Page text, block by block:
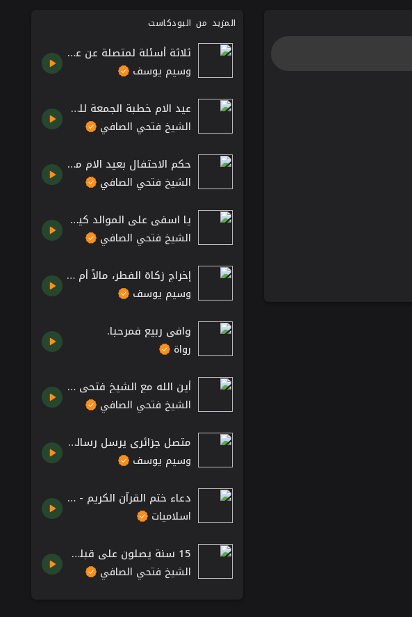
المزيد من البودكاست
ثلاثة أسئلة لمتصلة عن عقيقة الطفل .. عقوبة ذنوب ماقبل التوبة .. واحتلام الرجل! الشيخ وسيم يوسف
وسيم يوسف
عيد الام خطبة الجمعة للشيخ فتحي صافي رحمه الله
الشيخ فتحي الصافي
حكم الاحتفال بعيد الام موعظة الشيخ فتحي صافي رحمه الله
الشيخ فتحي الصافي
يا اسفي على الموالد كيف اصبحت موعظة الشيخ فتحي صافي رحمه الله
الشيخ فتحي الصافي
إخراج زكاة الفطر، مالاً أم قوتاً؟ || وقفات مع وسيم يوسف
وسيم يوسف
وافى ربيع فمرحبا.
رواة
أين الله مع الشيخ فتحي صافي
الشيخ فتحي الصافي
متصل جزائري يرسل رسالة شكر لدولة الإمارات .. تعليقاً على مقدمة اليوم! الشيخ د. وسيم يوسف
وسيم يوسف
دعاء ختم القرآن الكريم - أحمد العجمي
اسلاميات
15 سنة يصلون على قبلة غلط ماذا اجابها الشيخ 😥موعظة عن هجرة الرسول عليه الصلاة والسلام
الشيخ فتحي الصافي